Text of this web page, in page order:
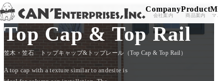
Skip to content Company
会社案内
Product
商品案内 マ
TOP / PRODUCT / Top Cap & Top Rail
Top Cap & Top Rail
笠木・笠石 トップキャップ&トップレール（Top Cap & Top Rail）
A top cap with a texture similar to andesite is